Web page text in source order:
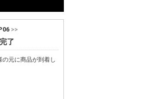
>>
了
の元に商品が到着し